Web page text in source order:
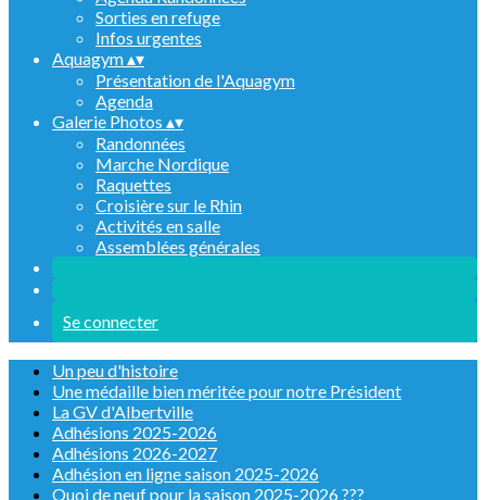
Sorties en refuge
Infos urgentes
Aquagym▴▾
Présentation de l'Aquagym
Agenda
Galerie Photos ▴▾
Randonnées
Marche Nordique
Raquettes
Croisière sur le Rhin
Activités en salle
Assemblées générales
Se connecter
Un peu d'histoire
Une médaille bien méritée pour notre Président
La GV d'Albertville
Adhésions 2025-2026
Adhésions 2026-2027
Adhésion en ligne saison 2025-2026
Quoi de neuf pour la saison 2025-2026 ???